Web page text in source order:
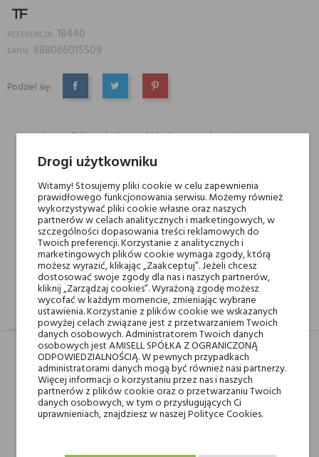
REFERENCJA: 18440
EAN13: 888066015509
Podziel się:
UDOSTĘPNIJTWEETUJPINTEREST
Min. 3 próbki gratis do zamówienia powyżej 200 zł
Darmowa dostawa na terenie kraju od 250 zł! Wysyłka w 48H
14 dni na zwrot
OPIS GPSR RECENZJE(0)
Nuty głowy
Fiołek, Różowy pieprz,
Kminek, Bergamotka i
Werbena
Drogi użytkowniku
Witamy! Stosujemy pliki cookie w celu zapewnienia
prawidłowego funkcjonowania serwisu. Możemy również
wykorzystywać pliki cookie własne oraz naszych
partnerów w celach analitycznych i marketingowych, w
szczególności dopasowania treści reklamowych do
Twoich preferencji. Korzystanie z analitycznych i
marketingowych plików cookie wymaga zgody, którą
możesz wyrazić, klikając „Zaakceptuj”. Jeżeli chcesz
dostosować swoje zgody dla nas i naszych partnerów,
kliknij „Zarządzaj cookies”. Wyrażoną zgodę możesz
wycofać w każdym momencie, zmieniając wybrane
ustawienia. Korzystanie z plików cookie we wskazanych
powyżej celach związane jest z przetwarzaniem Twoich
danych osobowych. Administratorem Twoich danych
osobowych jest AMISELL SPÓŁKA Z OGRANICZONĄ
ODPOWIEDZIALNOŚCIĄ. W pewnych przypadkach
administratorami danych mogą być również nasi partnerzy.
Więcej informacji o korzystaniu przez nas i naszych
partnerów z plików cookie oraz o przetwarzaniu Twoich
danych osobowych, w tym o przysługujących Ci
uprawnieniach, znajdziesz w naszej Polityce Cookies.